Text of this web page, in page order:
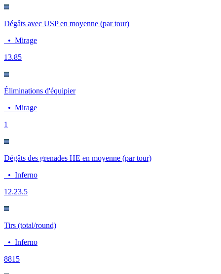
Dégâts avec USP en moyenne (par tour)
• Mirage
13.85
Éliminations d'équipier
• Mirage
1
Dégâts des grenades HE en moyenne (par tour)
• Inferno
12.23.5
Tirs (total/round)
• Inferno
8815